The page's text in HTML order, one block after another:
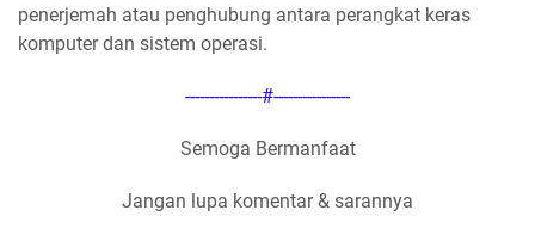
penerjemah atau penghubung antara perangkat keras
komputer dan sistem operasi.
----------------#----------------
Semoga Bermanfaat
Jangan lupa komentar & sarannya